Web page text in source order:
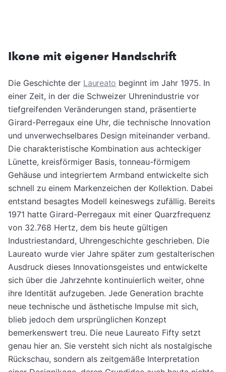
Ikone mit eigener Handschrift
Die Geschichte der Laureato beginnt im Jahr 1975. In
einer Zeit, in der die Schweizer Uhrenindustrie vor
tiefgreifenden Veränderungen stand, präsentierte
Girard-Perregaux eine Uhr, die technische Innovation
und unverwechselbares Design miteinander verband.
Die charakteristische Kombination aus achteckiger
Lünette, kreisförmiger Basis, tonneau-förmigem
Gehäuse und integriertem Armband entwickelte sich
schnell zu einem Markenzeichen der Kollektion. Dabei
entstand besagtes Modell keineswegs zufällig. Bereits
1971 hatte Girard-Perregaux mit einer Quarzfrequenz
von 32.768 Hertz, dem bis heute gültigen
Industriestandard, Uhrengeschichte geschrieben. Die
Laureato wurde vier Jahre später zum gestalterischen
Ausdruck dieses Innovationsgeistes und entwickelte
sich über die Jahrzehnte kontinuierlich weiter, ohne
ihre Identität aufzugeben. Jede Generation brachte
neue technische und ästhetische Impulse mit sich,
blieb jedoch dem ursprünglichen Konzept
bemerkenswert treu. Die neue Laureato Fifty setzt
genau hier an. Sie versteht sich nicht als nostalgische
Rückschau, sondern als zeitgemäße Interpretation